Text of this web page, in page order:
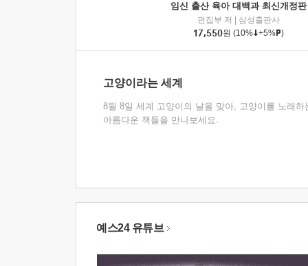
임신 출산 육아 대백과 최신개정판
편집부 저
삼성출판사
17,550원 (10% +5% )
고양이라는 세계
8월 8일 세계 고양이의 날을 맞아, 고양이를 노래하
아름다운 책들을 만나보세요.
예스24 유튜브